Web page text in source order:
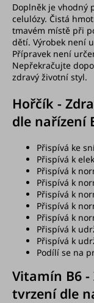
Doplněk je vhodný
celulózy. Čistá
tmavém místě při
dětí. Výrobek není
Přípravek není
Nepřekračujte
zdravý životní styl.
Hořčík -
dle nařízení
Přispívá ke
Přispívá k
Přispívá k
Přispívá k
Přispívá k
Přispívá k
Přispívá k
Přispívá k
Přispívá k
Podílí se na
Vitamín B6
tvrzení dle